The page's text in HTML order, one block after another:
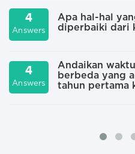
4
Answers
Apa hal-hal
diperbaiki dari
4
Answers
Andaikan
berbeda yang
tahun pertama